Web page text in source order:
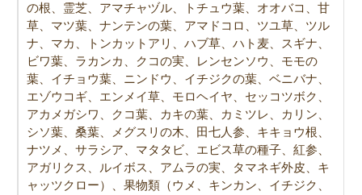
の根、霊芝、アマチャヅル、トチュウ葉、オオバコ、甘
草、マツ葉、ナンテンの葉、アマドコロ、ツユ草、ツル
ナ、マカ、トンカットアリ、ハブ草、ハト麦、スギナ、
ビワ葉、ラカンカ、クコの実、レンセンソウ、モモの
葉、イチョウ葉、ニンドウ、イチジクの葉、ベニバナ、
エゾウコギ、エンメイ草、モロヘイヤ、セッコツボク、
アカメガシワ、クコ葉、カキの葉、カミツレ、カリン、
シソ葉、桑葉、メグスリの木、田七人参、キキョウ根、
ナツメ、サラシア、マタタビ、エビス草の種子、紅参、
アガリクス、ルイボス、アムラの実、タマネギ外皮、キ
ャッツクロー）、果物類（ウメ、キンカン、イチジク、